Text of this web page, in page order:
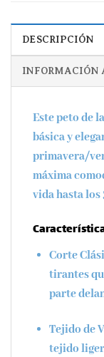
DESCRIPCIÓN
INFORMACIÓN
Este peto de
básica y
primavera/
máxima
vida hasta los
Corte
tirantes
parte
Tejido de
tejido